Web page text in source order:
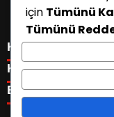
KATEGORİLER
Menü seçimi yapın.
sayfasından menü
KISAYOLLAR
Menü seçimi yapın.
sayfasından menü
E-BÜLTEN
için Tümünü
Tümünü